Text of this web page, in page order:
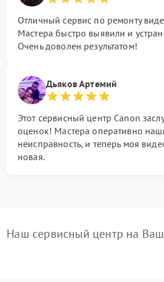
Отличный сервис по ремонту
Мастера быстро выявили и
Очень доволен результатом!
Дьяков Артемий
Этот сервисный центр Canon
оценок! Мастера оперативно
неисправность, и теперь моя
новая.
Наш сервисный центр на